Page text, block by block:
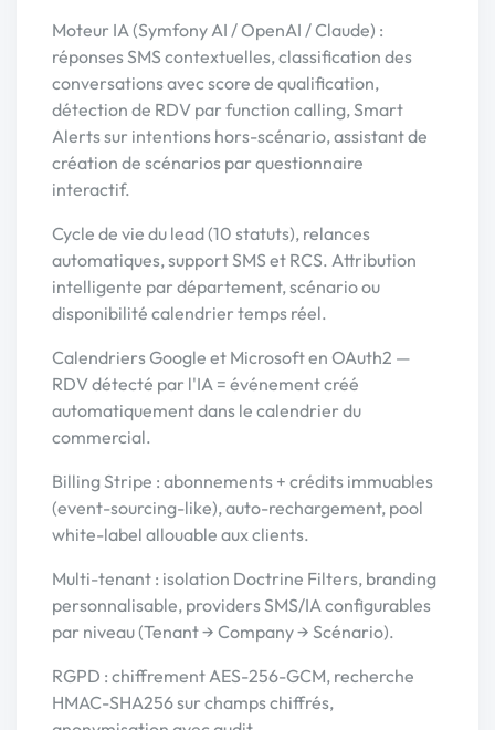
Moteur IA (Symfony AI / OpenAI / Claude) :
réponses SMS contextuelles, classification des
conversations avec score de qualification,
détection de RDV par function calling, Smart
Alerts sur intentions hors-scénario, assistant de
création de scénarios par questionnaire
interactif.
Cycle de vie du lead (10 statuts), relances
automatiques, support SMS et RCS. Attribution
intelligente par département, scénario ou
disponibilité calendrier temps réel.
Calendriers Google et Microsoft en OAuth2 —
RDV détecté par l'IA = événement créé
automatiquement dans le calendrier du
commercial.
Billing Stripe : abonnements + crédits immuables
(event-sourcing-like), auto-rechargement, pool
white-label allouable aux clients.
Multi-tenant : isolation Doctrine Filters, branding
personnalisable, providers SMS/IA configurables
par niveau (Tenant → Company → Scénario).
RGPD : chiffrement AES-256-GCM, recherche
HMAC-SHA256 sur champs chiffrés,